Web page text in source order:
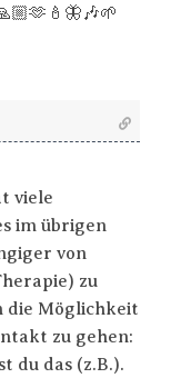
viele
im übrigen
von
zu
die Möglichkeit
zu gehen:
du das (z.B.).